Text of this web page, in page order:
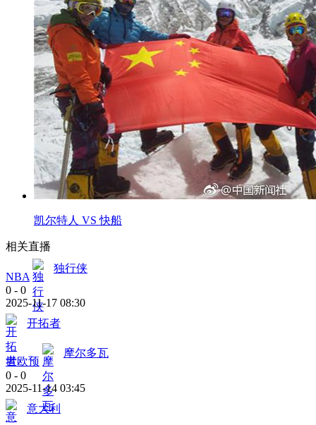
凯尔特人 VS 快船
相关直播
NBA
独行侠
0 - 0
2025-11-17 08:30
开拓者
世欧预
摩尔多瓦
0 - 0
2025-11-14 03:45
意大利